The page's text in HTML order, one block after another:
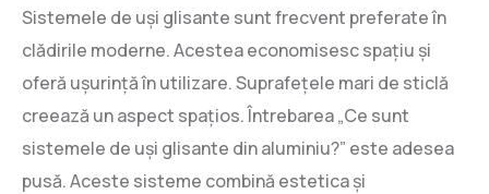
Sistemele de uși glisante sunt frecvent preferate în
clădirile moderne. Acestea economisesc spațiu și
oferă ușurință în utilizare. Suprafețele mari de sticlă
creează un aspect spațios. Întrebarea „Ce sunt
sistemele de uși glisante din aluminiu?” este adesea
pusă. Aceste sisteme combină estetica și